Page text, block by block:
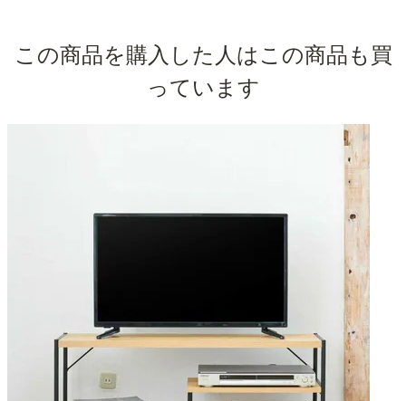
この商品を購入した人はこの商品も買
っています